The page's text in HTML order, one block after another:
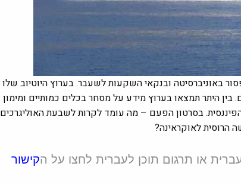
באוניברסיטה ובנקאי השקעות לשעבר. בערוץ היוטיוב שלו
היתר תמצאו בערוץ מידע על מסחר בכלים כמותיים ומימון
בסרטון הפעם – מה עומד לקרות לשבעת האוליגרכים
הרוסית לאוקראינה?
או תרגום תוכן לעברית לחצו על הקישור